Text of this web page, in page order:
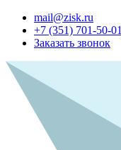
mail@zisk.ru
+7 (351) 701-50-01
Заказать звонок